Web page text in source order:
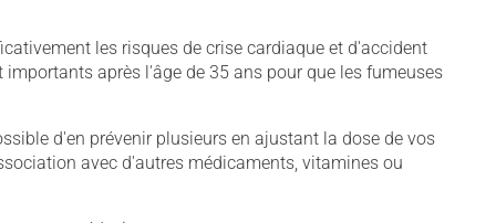
les risques de crise cardiaque et d'accident
après l'âge de 35 ans pour que les fumeuses
d'en prévenir plusieurs en ajustant la dose de vos
avec d'autres médicaments, vitamines ou